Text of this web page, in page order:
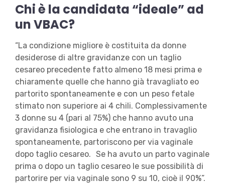
Chi è la candidata “ideale” ad
un VBAC?
“La condizione migliore è costituita da donne
desiderose di altre gravidanze con un taglio
cesareo precedente fatto almeno 18 mesi prima e
chiaramente quelle che hanno già travagliato eo
partorito spontaneamente e con un peso fetale
stimato non superiore ai 4 chili. Complessivamente
3 donne su 4 (pari al 75%) che hanno avuto una
gravidanza fisiologica e che entrano in travaglio
spontaneamente, partoriscono per via vaginale
dopo taglio cesareo. Se ha avuto un parto vaginale
prima o dopo un taglio cesareo le sue possibilità di
partorire per via vaginale sono 9 su 10, cioè il 90%”.